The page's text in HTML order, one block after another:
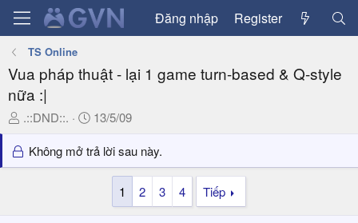
Đăng nhập Register
TS Online
Vua pháp thuật - lại 1 game turn-based & Q-style
nữa :|
T
r
e
.::DND::.
N
à
y
13/5/09
Không mở trả lời sau này.
1 2 3 4 Tiếp